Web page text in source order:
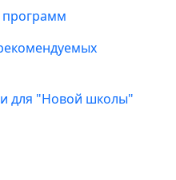
программ
для "Новой школы"